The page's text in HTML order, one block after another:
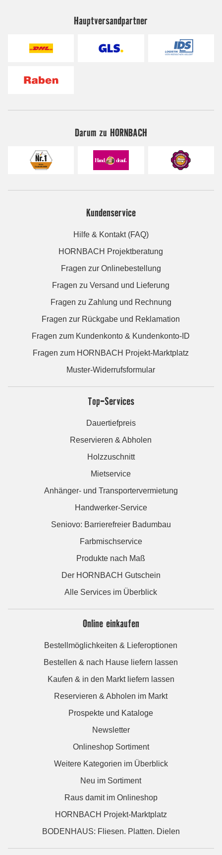
Hauptversandpartner
Darum zu HORNBACH
Kundenservice
Hilfe & Kontakt (FAQ)
HORNBACH Projektberatung
Fragen zur Onlinebestellung
Fragen zu Versand und Lieferung
Fragen zu Zahlung und Rechnung
Fragen zur Rückgabe und Reklamation
Fragen zum Kundenkonto & Kundenkonto-ID
Fragen zum HORNBACH Projekt-Marktplatz
Muster-Widerrufsformular
Top-Services
Dauertiefpreis
Reservieren & Abholen
Holzzuschnitt
Mietservice
Anhänger- und Transportervermietung
Handwerker-Service
Seniovo: Barrierefreier Badumbau
Farbmischservice
Produkte nach Maß
Der HORNBACH Gutschein
Alle Services im Überblick
Online einkaufen
Bestellmöglichkeiten & Lieferoptionen
Bestellen & nach Hause liefern lassen
Kaufen & in den Markt liefern lassen
Reservieren & Abholen im Markt
Prospekte und Kataloge
Newsletter
Onlineshop Sortiment
Weitere Kategorien im Überblick
Neu im Sortiment
Raus damit im Onlineshop
HORNBACH Projekt-Marktplatz
BODENHAUS: Fliesen. Platten. Dielen